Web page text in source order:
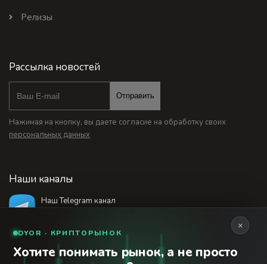
Релизы
Рассылка новостей
Отправить
Нажимая на кнопку, вы даете согласие на обработку своих
персональных данных
Наши каналы
Наш Telegram канал
© 2026 Финансовый интернет-портал «Банки
×
DYOR · КРИПТОРЫНОК
Хотите понимать рынок, а не просто